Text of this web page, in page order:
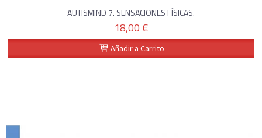
AUTISMIND 7. SENSACIONES FÍSICAS.
18,00 €
Añadir a Carrito